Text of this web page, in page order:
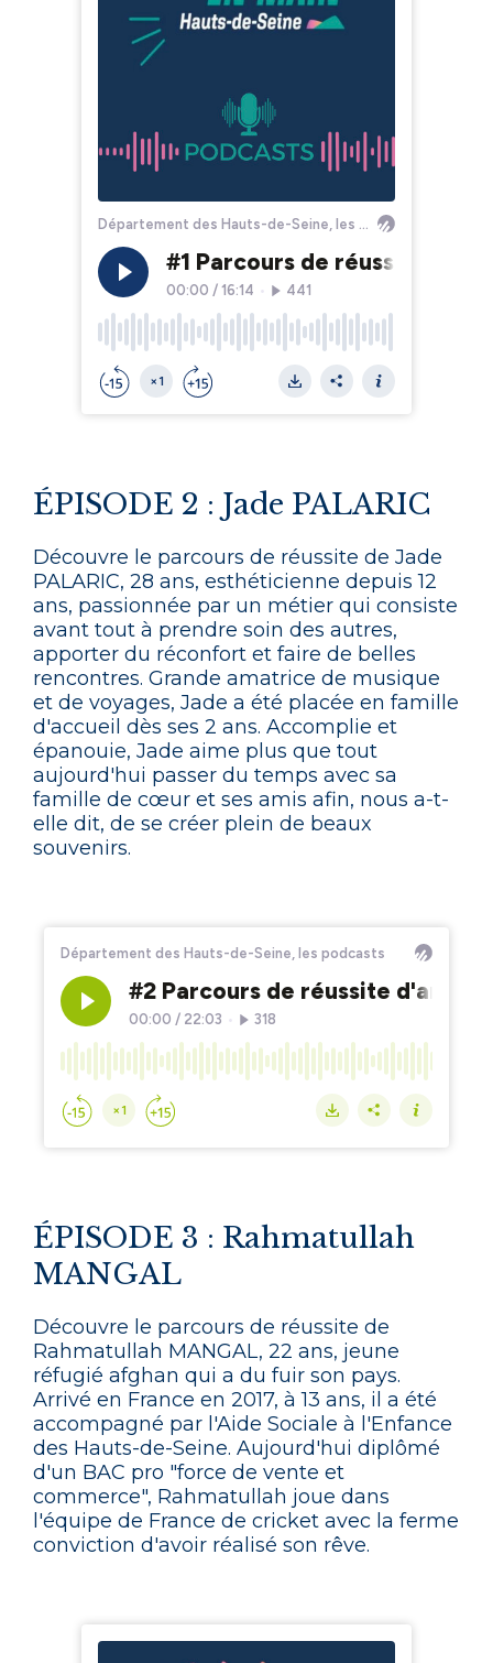
ÉPISODE 2 : Jade PALARIC
Découvre le parcours de réussite de Jade
PALARIC, 28 ans, esthéticienne depuis 12
ans, passionnée par un métier qui consiste
avant tout à prendre soin des autres,
apporter du réconfort et faire de belles
rencontres. Grande amatrice de musique
et de voyages, Jade a été placée en famille
d'accueil dès ses 2 ans. Accomplie et
épanouie, Jade aime plus que tout
aujourd'hui passer du temps avec sa
famille de cœur et ses amis afin, nous a-t-
elle dit, de se créer plein de beaux
souvenirs.
ÉPISODE 3 : Rahmatullah
MANGAL
Découvre le parcours de réussite de
Rahmatullah MANGAL, 22 ans, jeune
réfugié afghan qui a du fuir son pays.
Arrivé en France en 2017, à 13 ans, il a été
accompagné par l'Aide Sociale à l'Enfance
des Hauts-de-Seine. Aujourd'hui diplômé
d'un BAC pro "force de vente et
commerce", Rahmatullah joue dans
l'équipe de France de cricket avec la ferme
conviction d'avoir réalisé son rêve.